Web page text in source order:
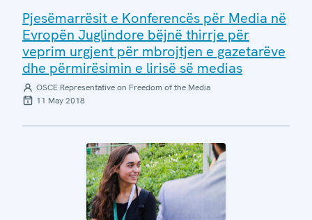
Pjesëmarrësit e Konferencës për Media në
Evropën Juglindore bëjnë thirrje për
veprim urgjent për mbrojtjen e gazetarëve
dhe përmirësimin e lirisë së medias
OSCE Representative on Freedom of the Media
11 May 2018